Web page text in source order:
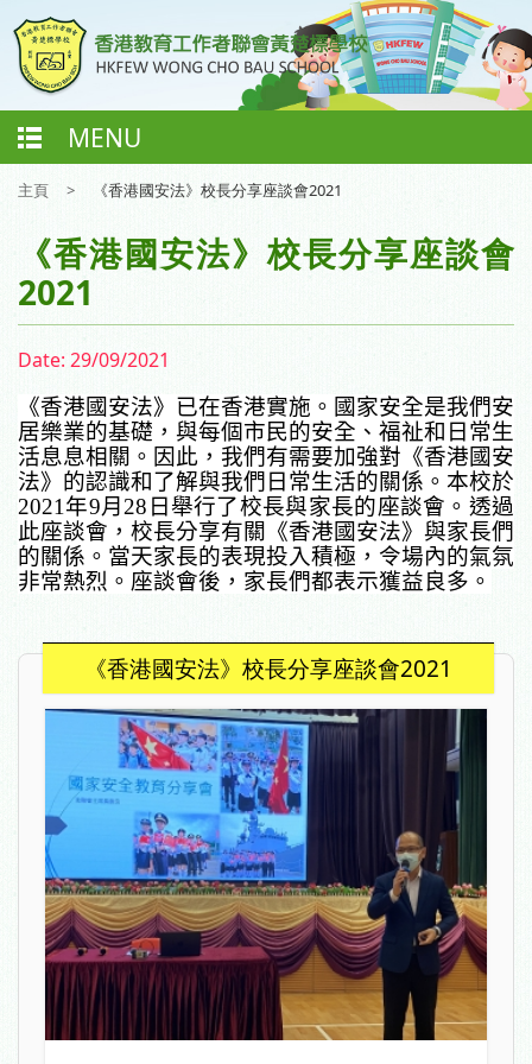
MENU
主頁 > 《香港國安法》校長分享座談會2021
《香港國安法》校長分享座談會
2021
Date: 29/09/2021
《香港國安法》已在香港實施。國家安全是我們安
居樂業的基礎，與每個市民的安全、福祉和日常生
活息息相關。因此，我們有需要加強對《香港國安
法》的認識和了解與我們日常生活的關係。本校於
2021年9月 28 日舉行了校長與家長的座談會。透過
此座談會，校長分享有關《香港國安法》與家長們
的關係。當天家長的表現投入積極，令場內的氣氛
非常熱烈。座談會後，家長們都表示獲益良多。
《香港國安法》校長分享座談會2021